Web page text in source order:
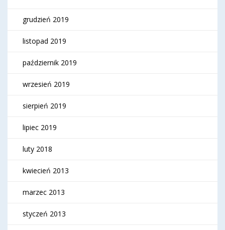
grudzień 2019
listopad 2019
październik 2019
wrzesień 2019
sierpień 2019
lipiec 2019
luty 2018
kwiecień 2013
marzec 2013
styczeń 2013